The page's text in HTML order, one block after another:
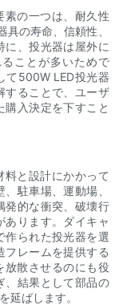
素の一つは、耐久性
の寿命、信頼性、
に、投光器は屋外に
ことが多いためで
て500W LED投光器
することで、ユーザ
入決定を下すこと
と設計にかかって
駐車場、運動場、
発的な衝突、破壊行
あります。ダイキャ
作られた投光器を選
フレームを提供する
放散させるのにも役
、結果として部品の
延ばします。